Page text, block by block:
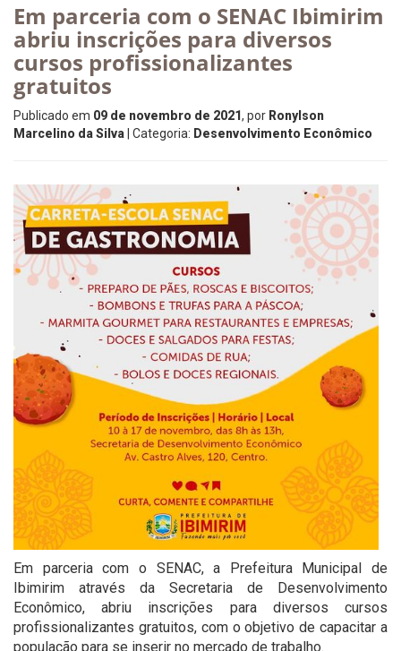
Em parceria com o SENAC Ibimirim
abriu inscrições para diversos
cursos profissionalizantes
gratuitos
Publicado em 09 de novembro de 2021, por Ronylson
Marcelino da Silva | Categoria: Desenvolvimento Econômico
Em parceria com o SENAC, a Prefeitura Municipal de
Ibimirim através da Secretaria de Desenvolvimento
Econômico, abriu inscrições para diversos cursos
profissionalizantes gratuitos, com o objetivo de capacitar a
população para se inserir no mercado de trabalho.